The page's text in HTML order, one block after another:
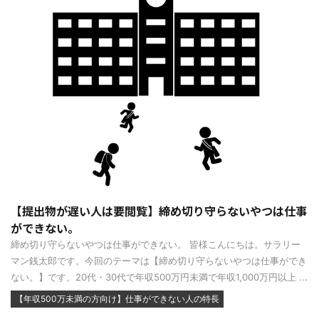
【提出物が遅い人は要閲覧】締め切り守らないやつは仕事
ができない。
締め切り守らないやつは仕事ができない。 皆様こんにちは。サラリー
マン銭太郎です。今回のテーマは【締め切り守らないやつは仕事ができ
ない。】です。20代・30代で年収500万円未満で年収1,000万円以上 ...
【年収500万未満の方向け】仕事ができない人の特長